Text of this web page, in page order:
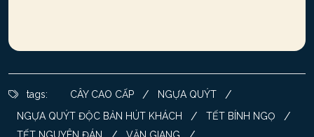
tags: CÂY CAO CẤP / NGỰA QUÝT /
NGỰA QUÝT ĐỘC BẢN HÚT KHÁCH / TẾT BÍNH NGỌ /